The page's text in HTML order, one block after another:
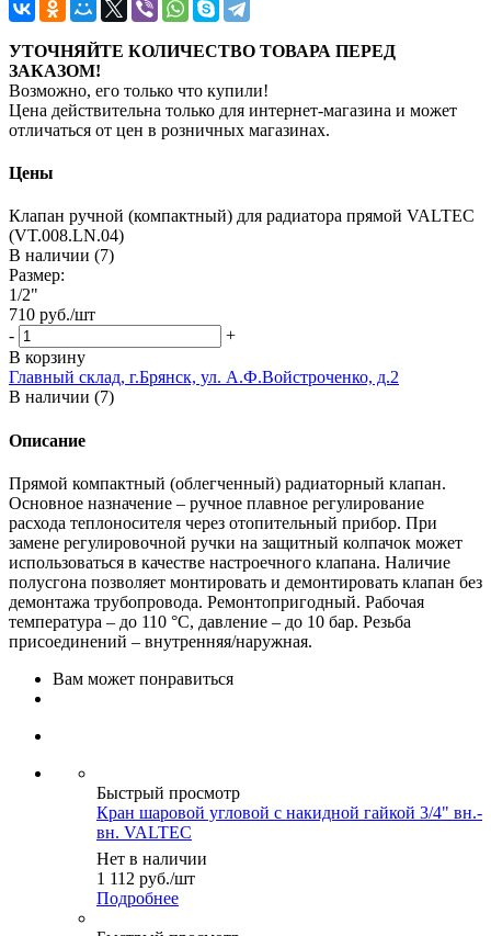
УТОЧНЯЙТЕ КОЛИЧЕСТВО ТОВАРА ПЕРЕД
ЗАКАЗОМ!
Возможно, его только что купили!
Цена действительна только для интернет-магазина и может
отличаться от цен в розничных магазинах.
Цены
Клапан ручной (компактный) для радиатора прямой VALTEC
(VT.008.LN.04)
В наличии (7)
Размер:
1/2"
710 руб./шт
-
+
В корзину
Главный склад, г.Брянск, ул. А.Ф.Войстроченко, д.2
В наличии (7)
Описание
Прямой компактный (облегченный) радиаторный клапан.
Основное назначение – ручное плавное регулирование
расхода теплоносителя через отопительный прибор. При
замене регулировочной ручки на защитный колпачок может
использоваться в качестве настроечного клапана. Наличие
полусгона позволяет монтировать и демонтировать клапан без
демонтажа трубопровода. Ремонтопригодный. Рабочая
температура – до 110 °С, давление – до 10 бар. Резьба
присоединений – внутренняя/наружная.
Вам может понравиться
Быстрый просмотр
Кран шаровой угловой с накидной гайкой 3/4" вн.-
вн. VALTEC
Нет в наличии
1 112 руб./шт
Подробнее